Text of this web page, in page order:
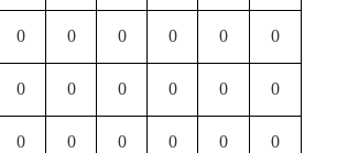
0 0 0 0 0 0
0 0 0 0 0 0
0 0 0 0 0 0